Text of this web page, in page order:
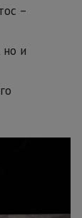
–
но и